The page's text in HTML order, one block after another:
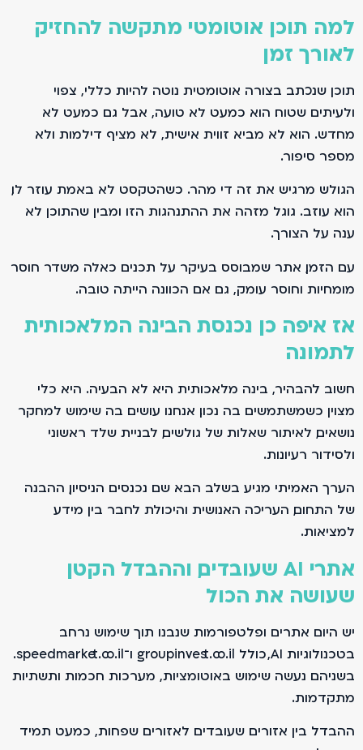
למה תוכן אוטומטי מתקשה להחזיק
לאורך זמן
תוכן שנכתב בצורה אוטומטית נוטה להיות כללי, צפוי
ולעיתים שטוח. הוא כמעט לא טועה, אבל גם כמעט לא
מחדש. הוא לא מביא זווית אישית, לא מציף דילמות ולא
מספר סיפור.
הגולש מרגיש את זה די מהר. כשהטקסט לא באמת עוזר לו,
הוא עוזב. גוגל מזהה את ההתנהגות הזו ומבין שהתוכן לא
ענה על הצורך.
עם הזמן, אתר שמבוסס בעיקר על תכנים כאלה משדר חוסר
מומחיות וחוסר עומק, גם אם הכוונה הייתה טובה.
אז איפה כן נכנסת הבינה המלאכותית
לתמונה
חשוב להבהיר, בינה מלאכותית היא לא הבעיה. היא כלי
מצוין כשמשתמשים בה נכון. אנחנו עושים בה שימוש למחקר
נושאים, לאיתור שאלות של גולשים, לבניית שלד ראשוני
ולסידור רעיונות.
הערך האמיתי מגיע בשלב הבא. שם נכנסים הניסיון, ההבנה
של התחום, העריכה האנושית והיכולת לחבר בין מידע
למציאות.
אתרי AI שעובדים, וההבדל הקטן
שעושה את הכול
יש היום אתרים ופלטפורמות שנבנו תוך שימוש נרחב
בטכנולוגיות AI, כולל groupinvest.co.il ו־speedmarket.co.il.
בשניהם נעשה שימוש באוטומציות, מערכות חכמות ותשתיות
מתקדמות.
ההבדל בין אזורים שעובדים לאזורים שפחות, כמעט תמיד